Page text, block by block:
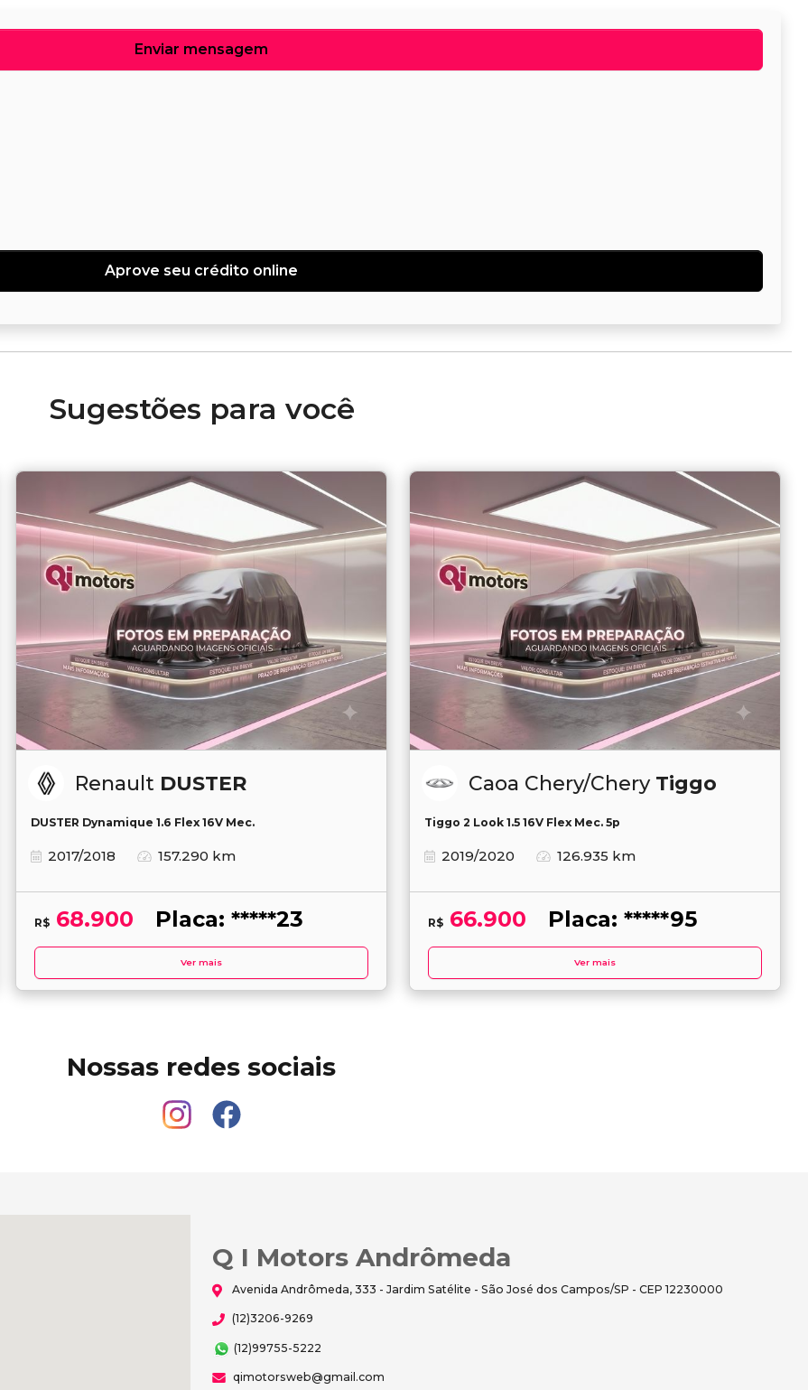
Enviar mensagem
Aprove seu crédito online
Sugestões para você
Renault DUSTER
DUSTER Dynamique 1.6 Flex 16V Mec.
2017/2018 157.290 km
R$ 68.900 Placa: *****23
Ver mais
Caoa Chery/Chery Tiggo
Tiggo 2 Look 1.5 16V Flex Mec. 5p
2019/2020 126.935 km
R$ 66.900 Placa: *****95
Ver mais
Nossas redes sociais
Q I Motors Andrômeda
Avenida Andrômeda, 333 - Jardim Satélite - São José dos Campos/SP - CEP 12230000
(12)3206-9269
(12)99755-5222
qimotorsweb@gmail.com